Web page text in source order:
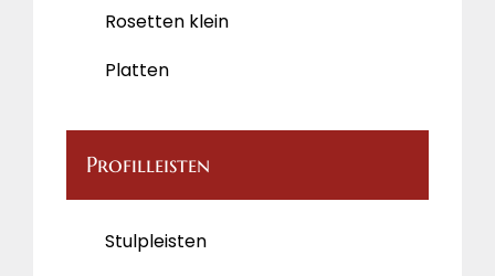
Rosetten klein
Platten
Profilleisten
Stulpleisten